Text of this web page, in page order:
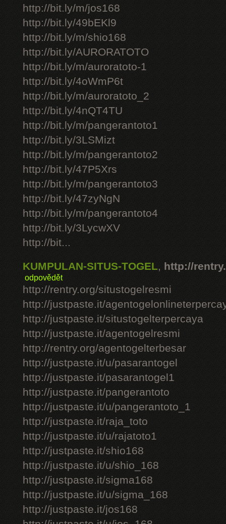
http://bit.ly/m/jos168
http://bit.ly/49bEKl9
http://bit.ly/m/shio168
http://bit.ly/AURORATOTO
http://bit.ly/m/auroratoto-1
http://bit.ly/4oWmP6t
http://bit.ly/m/auroratoto_2
http://bit.ly/4nQT4TU
http://bit.ly/m/pangerantoto1
http://bit.ly/3LSMizt
http://bit.ly/m/pangerantoto2
http://bit.ly/47P5Xrs
http://bit.ly/m/pangerantoto3
http://bit.ly/47zyNgN
http://bit.ly/m/pangerantoto4
http://bit.ly/3LycwXV
http://bit...
KUMPULAN-SITUS-TOGEL, http://
odpovědět
http://rentry.org/situstogelresmi
http://justpaste.it/
http://justpaste.it/situstogelterpercaya
http://justpaste.it/agentogelresmi
http://rentry.org/agentogelterbesar
http://justpaste.it/u/pasarantogel
http://justpaste.it/pasarantogel1
http://justpaste.it/pangerantoto
http://justpaste.it/u/pangerantoto_1
http://justpaste.it/raja_toto
http://justpaste.it/u/rajatoto1
http://justpaste.it/shio168
http://justpaste.it/u/shio_168
http://justpaste.it/sigma168
http://justpaste.it/u/sigma_168
http://justpaste.it/jos168